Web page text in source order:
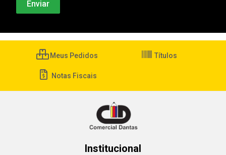
Meus Pedidos Títulos
Notas Fiscais
Institucional